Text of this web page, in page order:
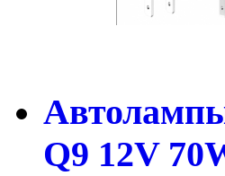
Q9 12V